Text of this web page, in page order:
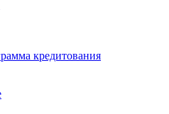
кредитования